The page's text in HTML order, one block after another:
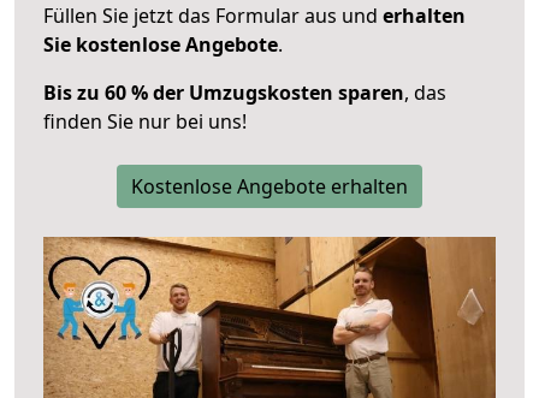
Füllen Sie jetzt das Formular aus und erhalten
Sie kostenlose Angebote.
Bis zu 60 % der Umzugskosten sparen, das
finden Sie nur bei uns!
Kostenlose Angebote erhalten